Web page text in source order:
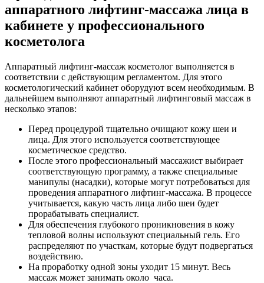
аппаратного лифтинг-массажа лица в
кабинете у профессионального
косметолога
Аппаратный лифтинг-массаж косметолог выполняется в
соответствии с действующим регламентом. Для этого
косметологический кабинет оборудуют всем необходимым. В
дальнейшем выполняют аппаратный лифтинговый массаж в
несколько этапов:
Перед процедурой тщательно очищают кожу шеи и
лица. Для этого используется соответствующее
косметическое средство.
После этого профессиональный массажист выбирает
соответствующую программу, а также специальные
манипулы (насадки), которые могут потребоваться для
проведения аппаратного лифтинг-массажа. В процессе
учитывается, какую часть лица либо шеи будет
прорабатывать специалист.
Для обеспечения глубокого проникновения в кожу
тепловой волны используют специальный гель. Его
распределяют по участкам, которые будут подвергаться
воздействию.
На проработку одной зоны уходит 15 минут. Весь
массаж может занимать около часа.